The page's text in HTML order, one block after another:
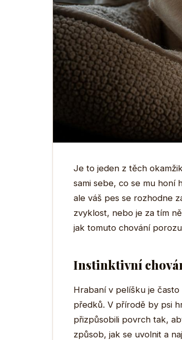
Je to jeden z těch
sami sebe, co se mu honí
ale váš pes se rozhodne
zvyklost, nebo je za tím
jak tomuto chování
Instinktivní
Hrabaní v pelíšku je
předků. V přírodě by psi
přizpůsobili povrch tak,
způsob, jak se uvolnit a